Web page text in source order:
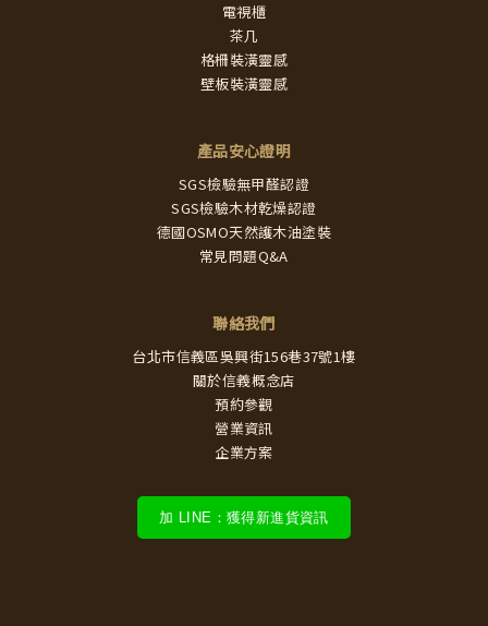
電視櫃
茶几
格柵裝潢靈感
壁板裝潢靈感
產品安心證明
SGS檢驗無甲醛認證
SGS檢驗木材乾燥認證
德國OSMO天然護木油塗裝
常見問題Q&A
聯絡我們
台北市信義區吳興街156巷37號1樓
關於信義概念店
預約參觀
營業資訊
企業方案
加 LINE：獲得新進貨資訊